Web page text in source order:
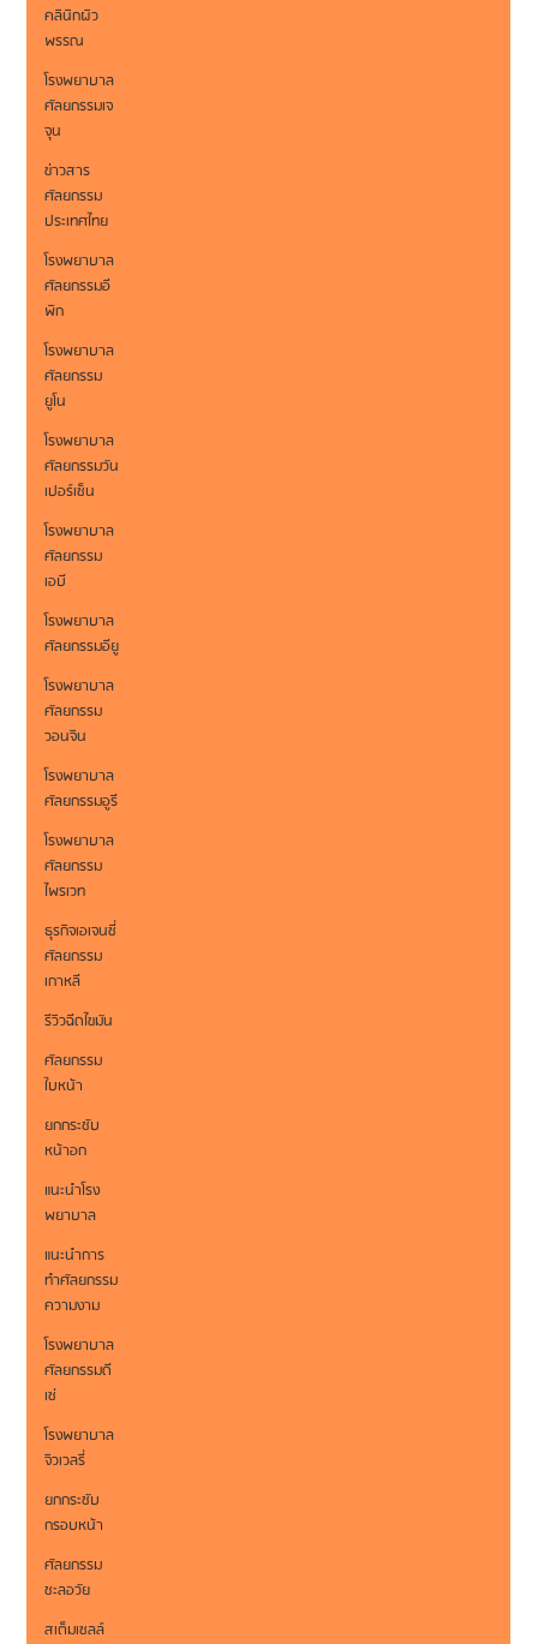
คลินิกผิว
พรรณ
โรงพยาบาล
ศัลยกรรมเจ
จุน
ข่าวสาร
ศัลยกรรม
ประเทศไทย
โรงพยาบาล
ศัลยกรรมอี
พิก
โรงพยาบาล
ศัลยกรรม
ยูโน
โรงพยาบาล
ศัลยกรรมวัน
เปอร์เซ็น
โรงพยาบาล
ศัลยกรรม
เอบี
โรงพยาบาล
ศัลยกรรมอียู
โรงพยาบาล
ศัลยกรรม
วอนจิน
โรงพยาบาล
ศัลยกรรมอูรี
โรงพยาบาล
ศัลยกรรม
ไพรเวท
ธุรกิจเอเจนซี่
ศัลยกรรม
เกาหลี
รีวิวฉีดไขมัน
ศัลยกรรม
ใบหน้า
ยกกระชับ
หน้าอก
แนะนำโรง
พยาบาล
แนะนำการ
ทำศัลยกรรม
ความงาม
โรงพยาบาล
ศัลยกรรมดี
เซ่
โรงพยาบาล
จิวเวลรี่
ยกกระชับ
กรอบหน้า
ศัลยกรรม
ชะลอวัย
สเต็มเซลล์